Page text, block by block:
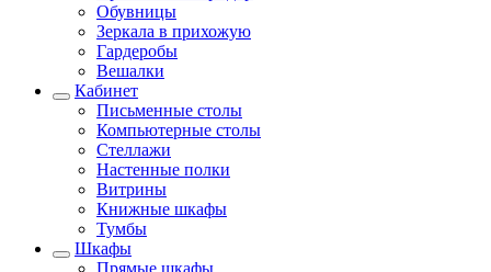
Обувницы
Зеркала в прихожую
Гардеробы
Вешалки
Кабинет
Письменные столы
Компьютерные столы
Стеллажи
Настенные полки
Витрины
Книжные шкафы
Тумбы
Шкафы
Прямые шкафы